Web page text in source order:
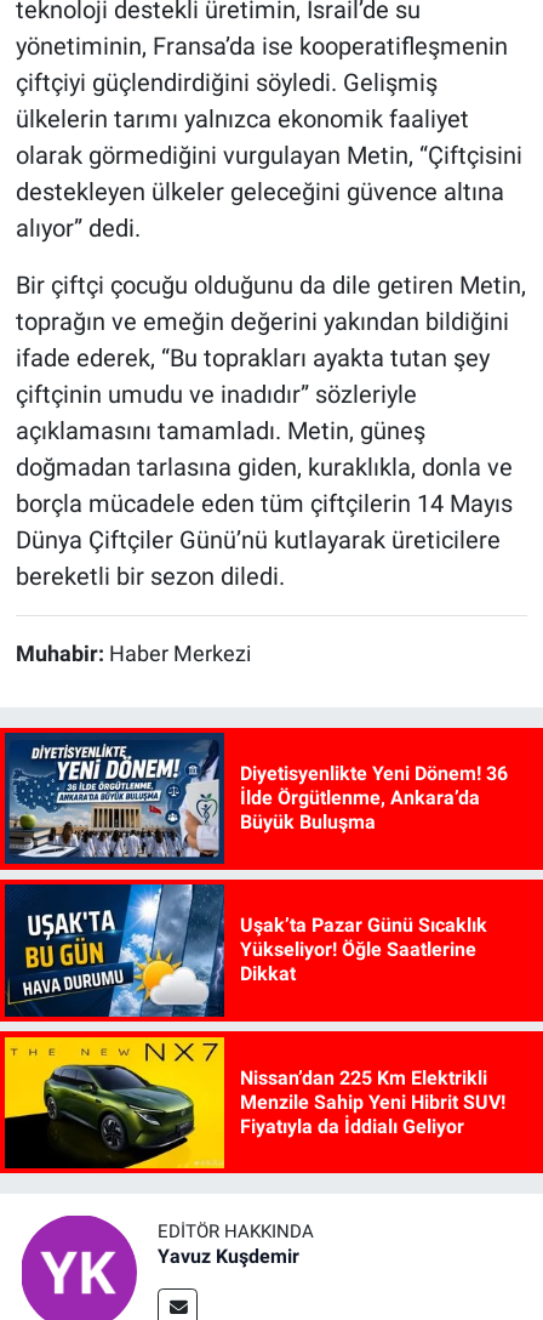
teknoloji destekli üretimin, İsrail’de su
yönetiminin, Fransa’da ise kooperatifleşmenin
çiftçiyi güçlendirdiğini söyledi. Gelişmiş
ülkelerin tarımı yalnızca ekonomik faaliyet
olarak görmediğini vurgulayan Metin, “Çiftçisini
destekleyen ülkeler geleceğini güvence altına
alıyor” dedi.
Bir çiftçi çocuğu olduğunu da dile getiren Metin,
toprağın ve emeğin değerini yakından bildiğini
ifade ederek, “Bu toprakları ayakta tutan şey
çiftçinin umudu ve inadıdır” sözleriyle
açıklamasını tamamladı. Metin, güneş
doğmadan tarlasına giden, kuraklıkla, donla ve
borçla mücadele eden tüm çiftçilerin 14 Mayıs
Dünya Çiftçiler Günü’nü kutlayarak üreticilere
bereketli bir sezon diledi.
Muhabir: Haber Merkezi
Diyetisyenlikte Yeni Dönem! 36
İlde Örgütlenme, Ankara’da
Büyük Buluşma
Uşak’ta Pazar Günü Sıcaklık
Yükseliyor! Öğle Saatlerine
Dikkat
Nissan’dan 225 Km Elektrikli
Menzile Sahip Yeni Hibrit SUV!
Fiyatıyla da İddialı Geliyor
EDITÖR HAKKINDA
Yavuz Kuşdemir